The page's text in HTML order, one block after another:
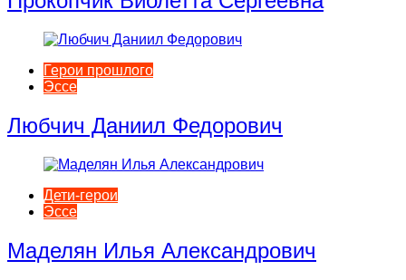
Герои прошлого
Эссе
Любчич Даниил Федорович
Дети-герои
Эссе
Маделян Илья Александрович